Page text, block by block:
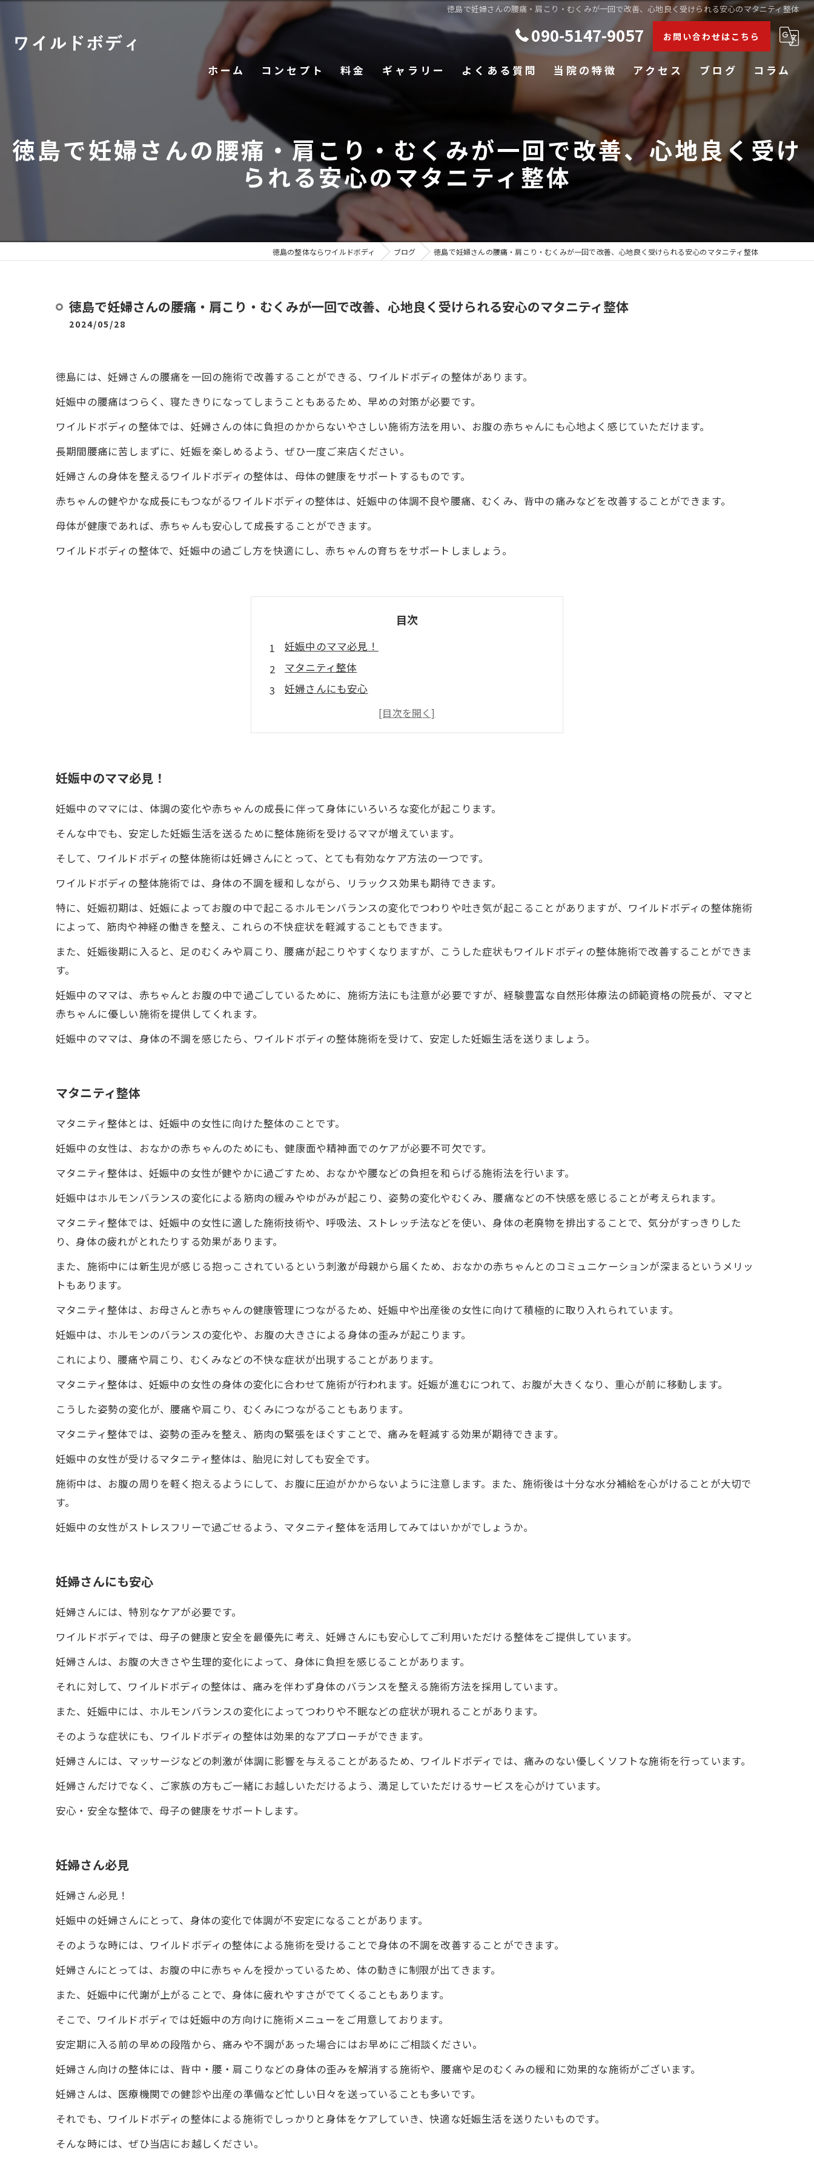
徳島で妊婦さんの腰痛・肩こり・むくみが一回で改善、心地良く受けられる安心のマタニティ整体
090-5147-9057 お問い合わせはこちら
ホーム コンセプト 料金 ギャラリー よくある質問 当院の特徴
腰痛
膝
アクセス ブログ コラム
徳島で妊婦さんの腰痛・肩こり・むくみが一回で改善、心地良く受け
られる安心のマタニティ整体
徳島の整体ならワイルドボディ ブログ 徳島で妊婦さんの腰痛・肩こり・むくみが一回で改善、心地良く受けられる安心のマタニティ整体
徳島で妊婦さんの腰痛・肩こり・むくみが一回で改善、心地良く受けられる安心のマタニティ整体
2024/05/28
徳島には、妊婦さんの腰痛を一回の施術で改善することができる、ワイルドボディの整体があります。
妊娠中の腰痛はつらく、寝たきりになってしまうこともあるため、早めの対策が必要です。
ワイルドボディの整体では、妊婦さんの体に負担のかからないやさしい施術方法を用い、お腹の赤ちゃんにも心地よく感じていただけます。
長期間腰痛に苦しまずに、妊娠を楽しめるよう、ぜひ一度ご来店ください。
妊婦さんの身体を整えるワイルドボディの整体は、母体の健康をサポートするものです。
赤ちゃんの健やかな成長にもつながるワイルドボディの整体は、妊娠中の体調不良や腰痛、むくみ、背中の痛みなどを改善することができます。
母体が健康であれば、赤ちゃんも安心して成長することができます。
ワイルドボディの整体で、妊娠中の過ごし方を快適にし、赤ちゃんの育ちをサポートしましょう。
目次
妊娠中のママ必見！
マタニティ整体
妊婦さんにも安心
徳島で人気のマタニティ整体
マタニティ整体で解消出来る肩こりや腰痛の部位とは
妊娠中の腰痛に効果的な施術法
一回で劇的な改善効果を実感！
妊娠中の身体に負担をかけずに健康な母体に
マタニティ整体に不安な妊婦さんも安心
赤ちゃんの発育に良い影響！マタニティ整体の効果
妊娠中のトラブル解消！マタニティ整体の技術
安心して受けられるプロの施術
妊娠中のママ必見！
妊娠中のママには、体調の変化や赤ちゃんの成長に伴って身体にいろいろな変化が起こります。
そんな中でも、安定した妊娠生活を送るために整体施術を受けるママが増えています。
そして、ワイルドボディの整体施術は妊婦さんにとって、とても有効なケア方法の一つです。
ワイルドボディの整体施術では、身体の不調を緩和しながら、リラックス効果も期待できます。
特に、妊娠初期は、妊娠によってお腹の中で起こるホルモンバランスの変化でつわりや吐き気が起こることがありますが、ワイルドボディの整体施術
によって、筋肉や神経の働きを整え、これらの不快症状を軽減することもできます。
また、妊娠後期に入ると、足のむくみや肩こり、腰痛が起こりやすくなりますが、こうした症状もワイルドボディの整体施術で改善することができま
す。
妊娠中のママは、赤ちゃんとお腹の中で過ごしているために、施術方法にも注意が必要ですが、経験豊富な自然形体療法の師範資格の院長が、ママと
赤ちゃんに優しい施術を提供してくれます。
妊娠中のママは、身体の不調を感じたら、ワイルドボディの整体施術を受けて、安定した妊娠生活を送りましょう。
マタニティ整体
マタニティ整体とは、妊娠中の女性に向けた整体のことです。
妊娠中の女性は、おなかの赤ちゃんのためにも、健康面や精神面でのケアが必要不可欠です。
マタニティ整体は、妊娠中の女性が健やかに過ごすため、おなかや腰などの負担を和らげる施術法を行います。
妊娠中はホルモンバランスの変化による筋肉の緩みやゆがみが起こり、姿勢の変化やむくみ、腰痛などの不快感を感じることが考えられます。
マタニティ整体では、妊娠中の女性に適した施術技術や、呼吸法、ストレッチ法などを使い、身体の老廃物を排出することで、気分がすっきりした
り、身体の疲れがとれたりする効果があります。
また、施術中には新生児が感じる抱っこされているという刺激が母親から届くため、おなかの赤ちゃんとのコミュニケーションが深まるというメリッ
トもあります。
マタニティ整体は、お母さんと赤ちゃんの健康管理につながるため、妊娠中や出産後の女性に向けて積極的に取り入れられています。
妊娠中は、ホルモンのバランスの変化や、お腹の大きさによる身体の歪みが起こります。
これにより、腰痛や肩こり、むくみなどの不快な症状が出現することがあります。
マタニティ整体は、妊娠中の女性の身体の変化に合わせて施術が行われます。妊娠が進むにつれて、お腹が大きくなり、重心が前に移動します。
こうした姿勢の変化が、腰痛や肩こり、むくみにつながることもあります。
マタニティ整体では、姿勢の歪みを整え、筋肉の緊張をほぐすことで、痛みを軽減する効果が期待できます。
妊娠中の女性が受けるマタニティ整体は、胎児に対しても安全です。
施術中は、お腹の周りを軽く抱えるようにして、お腹に圧迫がかからないように注意します。また、施術後は十分な水分補給を心がけることが大切で
す。
妊娠中の女性がストレスフリーで過ごせるよう、マタニティ整体を活用してみてはいかがでしょうか。
妊婦さんにも安心
妊婦さんには、特別なケアが必要です。
ワイルドボディでは、母子の健康と安全を最優先に考え、妊婦さんにも安心してご利用いただける整体をご提供しています。
妊婦さんは、お腹の大きさや生理的変化によって、身体に負担を感じることがあります。
それに対して、ワイルドボディの整体は、痛みを伴わず身体のバランスを整える施術方法を採用しています。
また、妊娠中には、ホルモンバランスの変化によってつわりや不眠などの症状が現れることがあります。
そのような症状にも、ワイルドボディの整体は効果的なアプローチができます。
妊婦さんには、マッサージなどの刺激が体調に影響を与えることがあるため、ワイルドボディでは、痛みのない優しくソフトな施術を行っています。
妊婦さんだけでなく、ご家族の方もご一緒にお越しいただけるよう、満足していただけるサービスを心がけています。
安心・安全な整体で、母子の健康をサポートします。
妊婦さん必見
妊婦さん必見！
妊娠中の妊婦さんにとって、身体の変化で体調が不安定になることがあります。
そのような時には、ワイルドボディの整体による施術を受けることで身体の不調を改善することができます。
妊婦さんにとっては、お腹の中に赤ちゃんを授かっているため、体の動きに制限が出てきます。
また、妊娠中に代謝が上がることで、身体に疲れやすさがでてくることもあります。
そこで、ワイルドボディでは妊娠中の方向けに施術メニューをご用意しております。
安定期に入る前の早めの段階から、痛みや不調があった場合にはお早めにご相談ください。
妊婦さん向けの整体には、背中・腰・肩こりなどの身体の歪みを解消する施術や、腰痛や足のむくみの緩和に効果的な施術がございます。
妊婦さんは、医療機関での健診や出産の準備など忙しい日々を送っていることも多いです。
それでも、ワイルドボディの整体による施術でしっかりと身体をケアしていき、快適な妊娠生活を送りたいものです。
そんな時には、ぜひ当店にお越しください。